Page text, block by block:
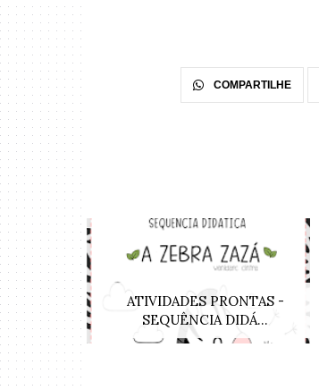
COMPARTILHE
ATIVIDADES PRONTAS -
SEQUÊNCIA DIDÁ...